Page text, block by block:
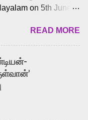
on 5th June,
cult He-Man fans
an exciting glimpse
the recently
also generated
Tamil audiences.
is the film’s
READ MORE